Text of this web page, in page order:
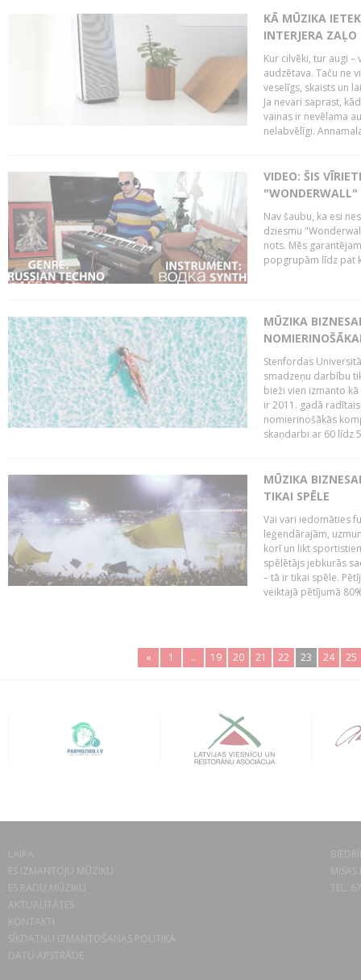
KĀ MŪZIKA
INTERJERA
Kur cilvēki, tur augi
audzētava. Taču ne
veselīgs, skaists un
Ja nevari saprast,
vainas ir nevēlama
nelabvēlīgi.
VIDEO: ŠIS
"WONDERWALL"
Nav šaubu, ka esi
dziesmu
nots. Mēs
popgrupām līdz pat
MŪZIKA
Stenfordas
smadzeņu darbību
bieži vien izmanto
ir 2011. gadā
nomierinošākās
skaņdarbi ar 60 līdz
MŪZIKA
TIKAI SPĒLE
Vai vari iedomāties
leģendārajām,
korī un likt
spēlētājs jebkurās
– tā ir tikai spēle.
veiktajā pētījumā
« 1 .. 19 20 21 22 23 24 25
LAIPA
ES IZMANTOJU MŪZIKU
ES RADU MŪZIKU
AKTUALITĀTES
KONTAKTI
SĪKDATŅU IZMANTOŠANAS POLITIKA
DATU APSTRĀDE
TEL.